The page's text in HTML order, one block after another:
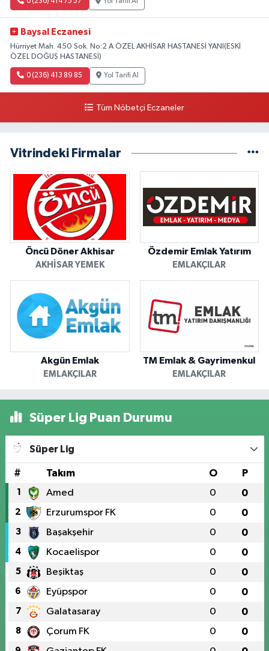
Baysal Eczanesi
Hürriyet Mah. 450 Sok. No:2 A ÖZEL AKHİSAR HASTANESİ YANI(ESKİ
ÖZEL DOĞUŞ HASTANESİ)
0 (236) 413 89 85 Yol Tarifi Al
Tüm Nöbetçi Eczaneler
Vitrindeki Firmalar
Öncü Döner Akhisar
AKHISAR YEMEK
Özdemir Emlak Yatırım
EMLAKÇILAR
Akgün Emlak
EMLAKÇILAR
TM Emlak & Gayrimenkul
EMLAKÇILAR
Süper Lig Puan Durumu
Süper Lig
# Takım O P
1 Amed 0 0
2 Erzurumspor FK 0 0
3 Başakşehir 0 0
4 Kocaelispor 0 0
5 Beşiktaş 0 0
6 Eyüpspor 0 0
7 Galatasaray 0 0
8 Çorum FK 0 0